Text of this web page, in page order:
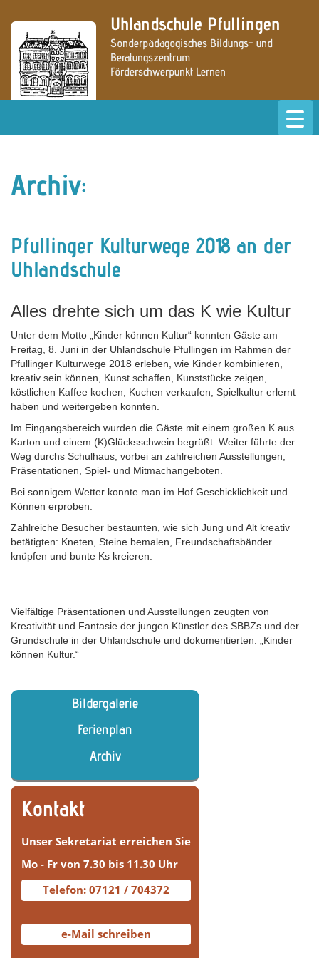
Uhlandschule Pfullingen
Sonderpädagogisches Bildungs- und
Beratungszentrum
Förderschwerpunkt Lernen
Archiv:
Pfullinger Kulturwege 2018 an der
Uhlandschule
Alles drehte sich um das K wie Kultur
Unter dem Motto „Kinder können Kultur“ konnten Gäste am
Freitag, 8. Juni in der Uhlandschule Pfullingen im Rahmen der
Pfullinger Kulturwege 2018 erleben, wie Kinder kombinieren,
kreativ sein können, Kunst schaffen, Kunststücke zeigen,
köstlichen Kaffee kochen, Kuchen verkaufen, Spielkultur erlernt
haben und weitergeben konnten.
Im Eingangsbereich wurden die Gäste mit einem großen K aus
Karton und einem (K)Glücksschwein begrüßt. Weiter führte der
Weg durchs Schulhaus, vorbei an zahlreichen Ausstellungen,
Präsentationen, Spiel- und Mitmachangeboten.
Bei sonnigem Wetter konnte man im Hof Geschicklichkeit und
Können erproben.
Zahlreiche Besucher bestaunten, wie sich Jung und Alt kreativ
betätigten: Kneten, Steine bemalen, Freundschaftsbänder
knüpfen und bunte Ks kreieren.
Vielfältige Präsentationen und Ausstellungen zeugten von
Kreativität und Fantasie der jungen Künstler des SBBZs und der
Grundschule in der Uhlandschule und dokumentierten: „Kinder
können Kultur.“
Bildergalerie
Ferienplan
Archiv
Kontakt
Unser Sekretariat erreichen Sie
Mo - Fr von 7.30 bis 11.30 Uhr
Telefon: 07121 / 704372
e-Mail schreiben